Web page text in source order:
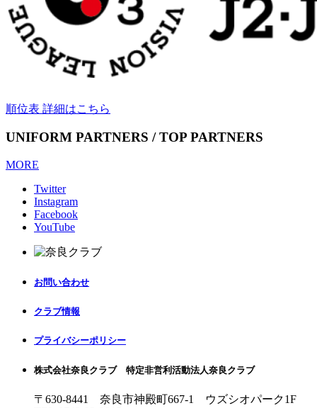
順位表 詳細はこちら
UNIFORM PARTNERS / TOP PARTNERS
MORE
Twitter
Instagram
Facebook
YouTube
お問い合わせ
クラブ情報
プライバシーポリシー
株式会社奈良クラブ 特定非営利活動法人奈良クラブ
〒630-8441 奈良市神殿町667-1
ウズシオパーク1F